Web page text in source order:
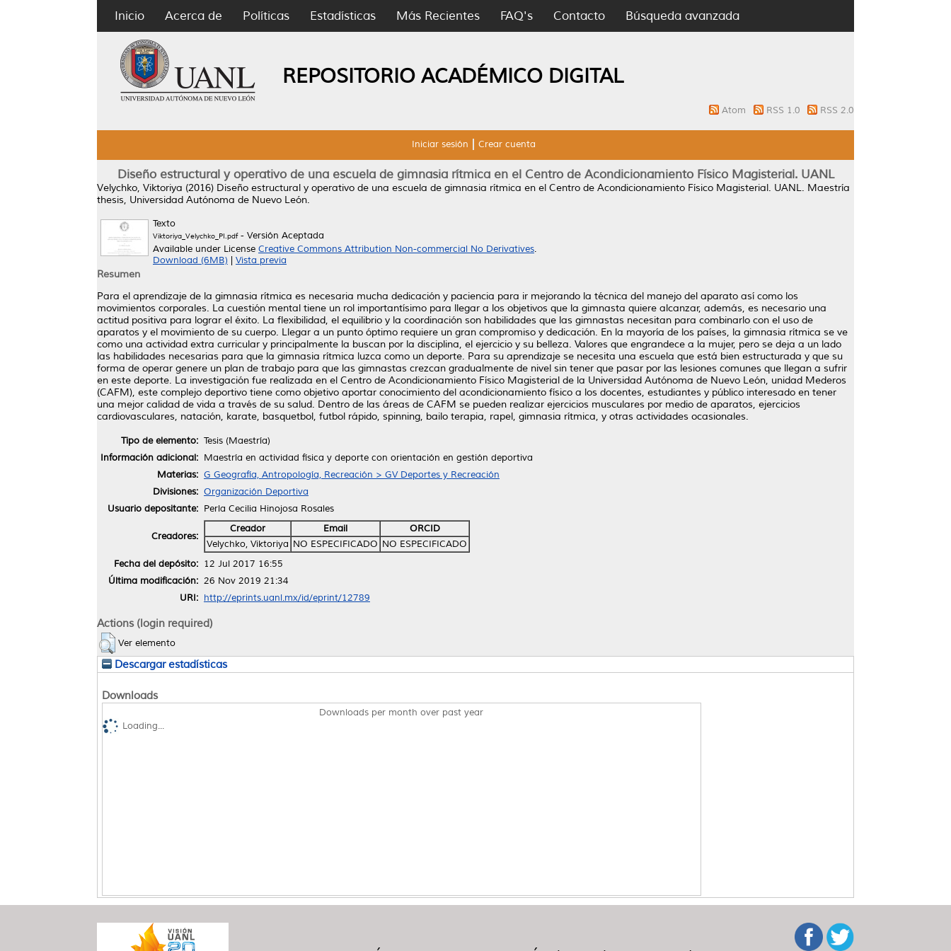
Inicio Acerca de Políticas Estadísticas Más Recientes FAQ's Contacto Búsqueda avanzada
REPOSITORIO ACADÉMICO DIGITAL
Atom RSS 1.0 RSS 2.0
Iniciar sesión Crear cuenta
Diseño estructural y operativo de una escuela de gimnasia rítmica en el Centro de Acondicionamiento Físico Magisterial. UANL
Velychko, Viktoriya (2016) Diseño estructural y operativo de una escuela de gimnasia rítmica en el Centro de Acondicionamiento Físico Magisterial. UANL. Maestría
thesis, Universidad Autónoma de Nuevo León.
Texto
Viktoriya_Velychko_PI.pdf- Versión Aceptada
Available under License Creative Commons Attribution Non-commercial No Derivatives.
Download (6MB)
Vista previa
Resumen
Para el aprendizaje de la gimnasia rítmica es necesaria mucha dedicación y paciencia para ir mejorando la técnica del manejo del aparato así como los
movimientos corporales. La cuestión mental tiene un rol importantísimo para llegar a los objetivos que la gimnasta quiere alcanzar, además, es necesario una
actitud positiva para lograr el éxito. La flexibilidad, el equilibrio y la coordinación son habilidades que las gimnastas necesitan para combinarlo con el uso de
aparatos y el movimiento de su cuerpo. Llegar a un punto óptimo requiere un gran compromiso y dedicación. En la mayoría de los países, la gimnasia rítmica se ve
como una actividad extra curricular y principalmente la buscan por la disciplina, el ejercicio y su belleza. Valores que engrandece a la mujer, pero se deja a un lado
las habilidades necesarias para que la gimnasia rítmica luzca como un deporte. Para su aprendizaje se necesita una escuela que está bien estructurada y que su
forma de operar genere un plan de trabajo para que las gimnastas crezcan gradualmente de nivel sin tener que pasar por las lesiones comunes que llegan a sufrir
en este deporte. La investigación fue realizada en el Centro de Acondicionamiento Físico Magisterial de la Universidad Autónoma de Nuevo León, unidad Mederos
(CAFM), este complejo deportivo tiene como objetivo aportar conocimiento del acondicionamiento físico a los docentes, estudiantes y público interesado en tener
una mejor calidad de vida a través de su salud. Dentro de las áreas de CAFM se pueden realizar ejercicios musculares por medio de aparatos, ejercicios
cardiovasculares, natación, karate, basquetbol, futbol rápido, spinning, bailo terapia, rapel, gimnasia rítmica, y otras actividades ocasionales.
Tipo de elemento: Tesis (Maestría)
Información adicional: Maestría en actividad física y deporte con orientación en gestión deportiva
Materias: G Geografía, Antropología, Recreación > GV Deportes y Recreación
Divisiones: Organización Deportiva
Usuario depositante: Perla Cecilia Hinojosa Rosales
Creadores:
Creador Email
ORCID
Velychko, Viktoriya NO ESPECIFICADO NO ESPECIFICADO
Fecha del depósito: 12 Jul 2017 16:55
Última modificación: 26 Nov 2019 21:34
URI: http://eprints.uanl.mx/id/eprint/12789
Actions (login required)
Ver elemento
Descargar estadísticas
Downloads
Downloads per month over past year
Loading...